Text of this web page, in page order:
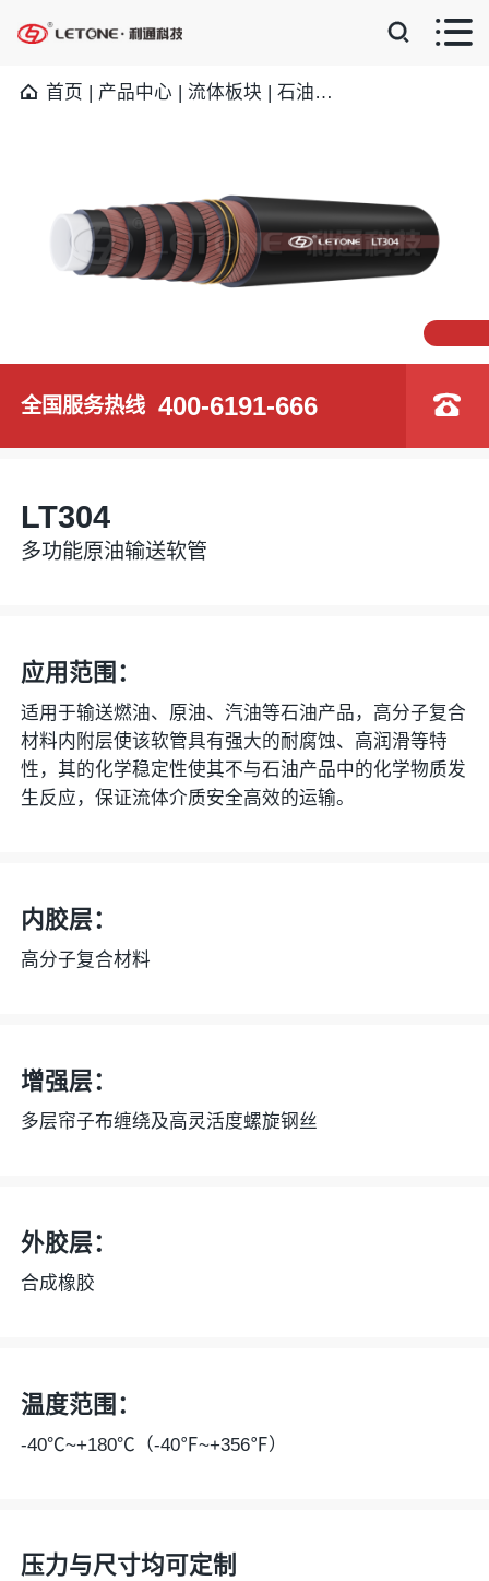
 
首页 | 产品中心 |流体板块 |石油钻采软管
全国服务热线 400-6191-666 
LT304
多功能原油输送软管
应用范围：
适用于输送燃油、原油、汽油等石油产品，高分子复合
材料内附层使该软管具有强大的耐腐蚀、高润滑等特
性，其的化学稳定性使其不与石油产品中的化学物质发
生反应，保证流体介质安全⾼效的运输。
内胶层：
高分子复合材料
增强层：
多层帘子布缠绕及高灵活度螺旋钢丝
外胶层：
合成橡胶
温度范围：
-40℃~+180℃（-40℉~+356℉）
压力与尺寸均可定制